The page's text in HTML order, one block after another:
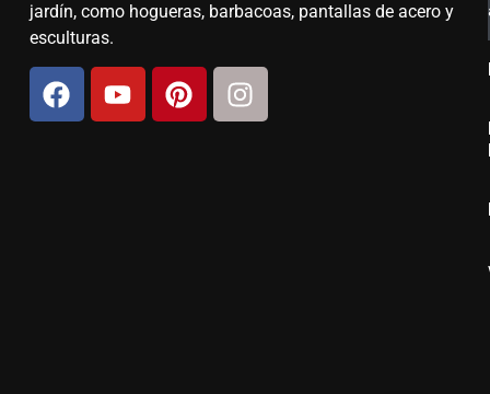
jardín, como hogueras, barbacoas, pantallas de acero y
esculturas.